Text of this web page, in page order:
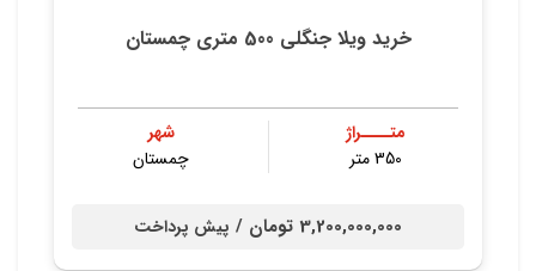
خرید ویلا جنگلی 500 متری چمستان
متــــراژ
350 متر
شهر
چمستان
3,200,000,000 تومان / پیش پرداخت